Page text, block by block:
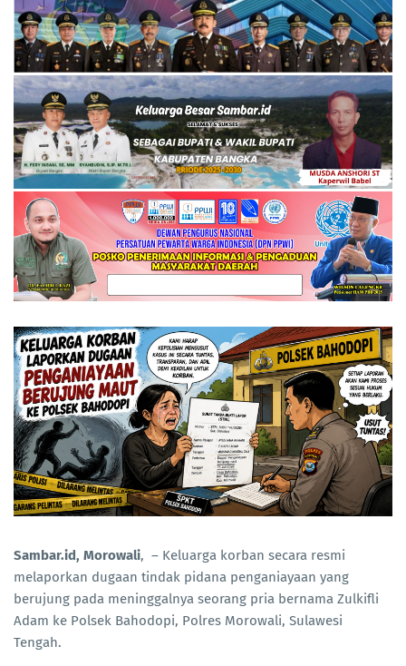
Sambar.id, Morowali, – Keluarga korban secara resmi
melaporkan dugaan tindak pidana penganiayaan yang
berujung pada meninggalnya seorang pria bernama Zulkifli
Adam ke Polsek Bahodopi, Polres Morowali, Sulawesi
Tengah.